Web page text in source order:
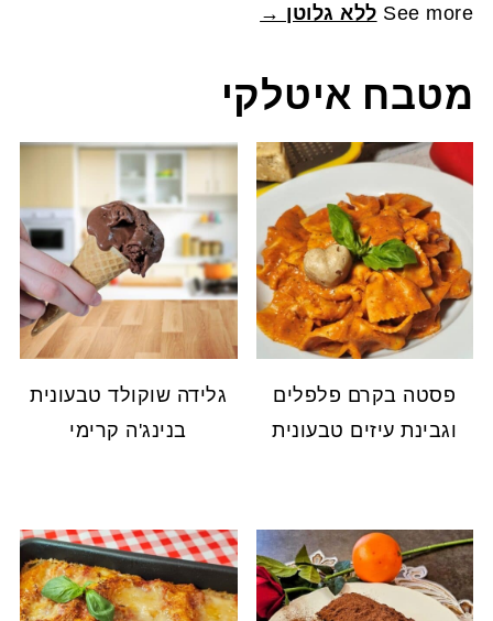
See more ללא גלוטן →
מטבח איטלקי
פסטה בקרם פלפלים
וגבינת עיזים טבעונית
גלידה שוקולד טבעונית
בנינג'ה קרימי